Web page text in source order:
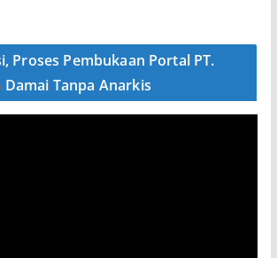
Proses Pembukaan Portal PT.
Damai Tanpa Anarkis